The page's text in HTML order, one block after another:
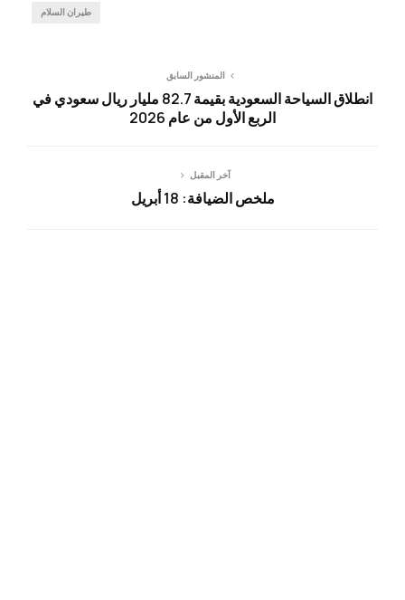
طيران السلام
المنشور السابق
انطلاق السياحة السعودية بقيمة 82.7 مليار ريال سعودي في
الربع الأول من عام 2026
آخر المقبل
ملخص الضيافة: 18 أبريل